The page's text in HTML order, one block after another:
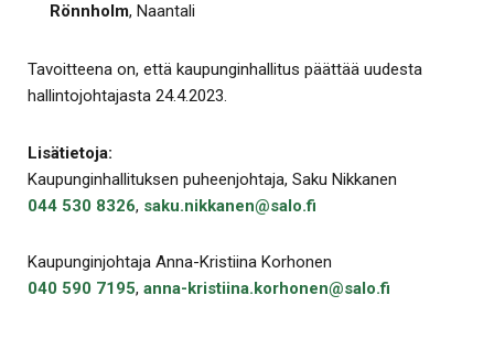
Rönnholm, Naantali
Tavoitteena on, että kaupunginhallitus päättää uudesta
hallintojohtajasta 24.4.2023.
Lisätietoja:
Kaupunginhallituksen puheenjohtaja, Saku Nikkanen
044 530 8326, saku.nikkanen@salo.fi
Kaupunginjohtaja Anna-Kristiina Korhonen
040 590 7195, anna-kristiina.korhonen@salo.fi